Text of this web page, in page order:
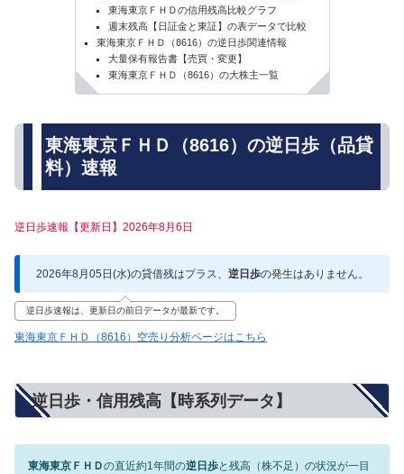
東海東京ＦＨＤの信用残高比較グラフ
週末残高【日証金と東証】の表データで比較
東海東京ＦＨＤ（8616）の逆日歩関連情報
大量保有報告書【売買・変更】
東海東京ＦＨＤ（8616）の大株主一覧
東海東京ＦＨＤ（8616）の逆日歩（品貸
料）速報
逆日歩速報【更新日】2026年8月6日
2026年8月05日(水)の貸借残はプラス、 逆日歩の発生はありません。
逆日歩速報は、更新日の前日データが最新です。
東海東京ＦＨＤ（8616）空売り分析ページはこちら
逆日歩・信用残高【時系列データ】
東海東京ＦＨＤの直近約1年間の逆日歩と残高（株不足）の状況が一目